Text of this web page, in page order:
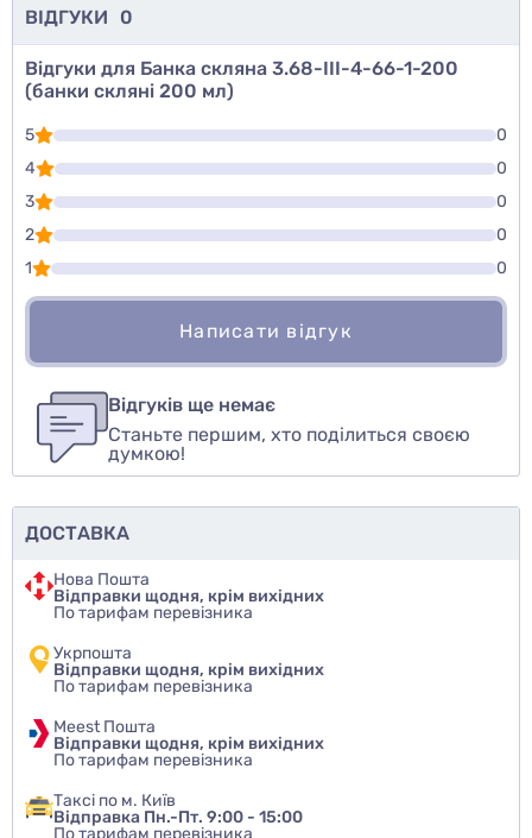
ВІДГУКИ 0
Відгуки для Банка скляна 3.68-ІІІ-4-66-1-200
(банки скляні 200 мл)
5
0
4
0
3
0
2
0
1
0
Написати відгук
авторизуйтесьили войдите
Оцінити товар
Відгуків ще немає
Станьте першим, хто поділиться своєю
думкою!
ДОСТАВКА
Нова Пошта
Відправки щодня, крім вихідних
По тарифам перевізника
Укрпошта
Відправки щодня, крім вихідних
По тарифам перевізника
Meest Пошта
Відправки щодня, крім вихідних
По тарифам перевізника
Таксі по м. Київ
Відправка Пн.-Пт. 9:00 - 15:00
По тарифам перевізника